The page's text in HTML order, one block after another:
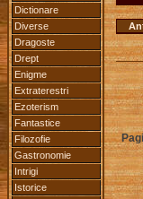
Dictionare
Diverse
Dragoste
Drept
Enigme
Extraterestri
Ezoterism
Fantastice
Filozofie
Gastronomie
Intrigi
Istorice